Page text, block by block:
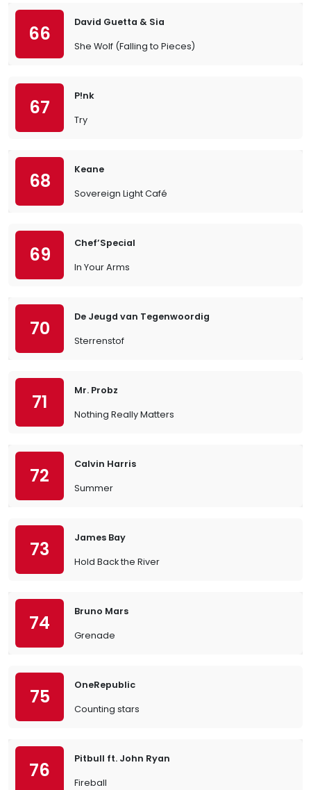
66
David Guetta & Sia
She Wolf (Falling to Pieces)
67
P!nk
Try
68
Keane
Sovereign Light Café
69
Chef’Special
In Your Arms
70
De Jeugd van Tegenwoordig
Sterrenstof
71
Mr. Probz
Nothing Really Matters
72
Calvin Harris
Summer
73
James Bay
Hold Back the River
74
Bruno Mars
Grenade
75
OneRepublic
Counting stars
76
Pitbull ft. John Ryan
Fireball